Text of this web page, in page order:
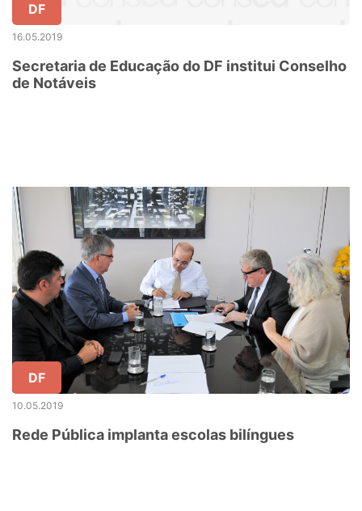
DF
16.05.2019
Secretaria de Educação do DF institui Conselho
de Notáveis
DF
10.05.2019
Rede Pública implanta escolas bilíngues